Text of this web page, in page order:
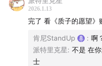
2026.1.13
完了 看《质子的愿望
肯尼StandUp : 啊
派特里克星: 不是 在
士